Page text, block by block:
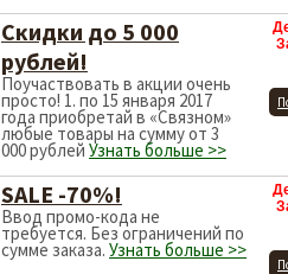
Cкидки до 5 000
рублей!
Поучаствовать в акции очень
просто! 1. по 15 января 2017
года приобретай в «Связном»
любые товары на сумму от 3
000 рублей Узнать больше >>
SALE -70%!
Ввод промо-кода не
требуется. Без ограничений по
сумме заказа. Узнать больше >>